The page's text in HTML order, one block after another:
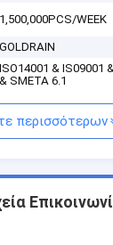
1,500,000PCS/WEEK
GOLDRAIN
ISO14001 & IS09001
& SMETA 6.1
περισσότερων